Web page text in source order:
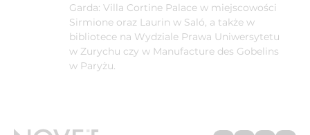
Garda: Villa Cortine Palace w miejscowości
Sirmione oraz Laurin w Saló, a także w
bibliotece na Wydziale Prawa Uniwersytetu
w Zurychu czy w Manufacture des Gobelins
w Paryżu.